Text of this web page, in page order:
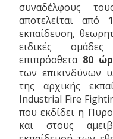
συναδέλφους
αποτελείται από
εκπαίδευση,
ειδικές ομάδες
επιπρόσθετα 80
των επικινδύνων
της αρχικής
Industrial Fire
που εκδίδει η
και στους